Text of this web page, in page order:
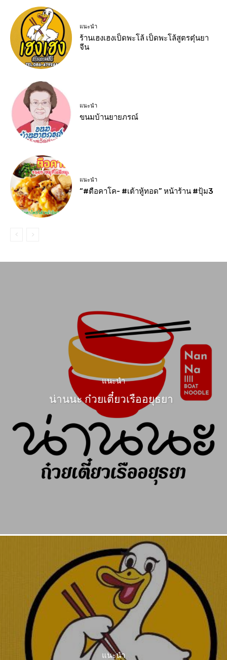
แนะนำ
ร้านเฮงเฮงเป็ดพะโล้ เป็ดพะโล้สูตรตุ๋นยา
จีน
แนะนำ
ขนมบ้านยายภรณ์
แนะนำ
“#ตือคาโค- #เต้าหู้ทอด” หน้าร้าน #ปุ้ม3
แนะนำ
น่านนะ ก๋วยเตี๋ยวเรืออยุธยา
แนะนำ